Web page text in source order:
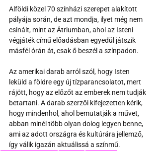
Alföldi közel 70 színházi szerepet alakított
pályája során, de azt mondja, ilyet még nem
csinált, mint az Átriumban, ahol az Isteni
végjáték című előadásban egyedül játszik
másfél órán át, csak ő beszél a színpadon.
Az amerikai darab arról szól, hogy Isten
leküld a földre egy új tízparancsolatot, mert
rájött, hogy az előzőt az emberek nem tudják
betartani. A darab szerzői kifejezetten kérik,
hogy mindenhol, ahol bemutatják a művet,
abban minél több olyan dolog legyen benne,
ami az adott országra és kultúrára jellemző,
így válik igazán aktuálissá a színmű.